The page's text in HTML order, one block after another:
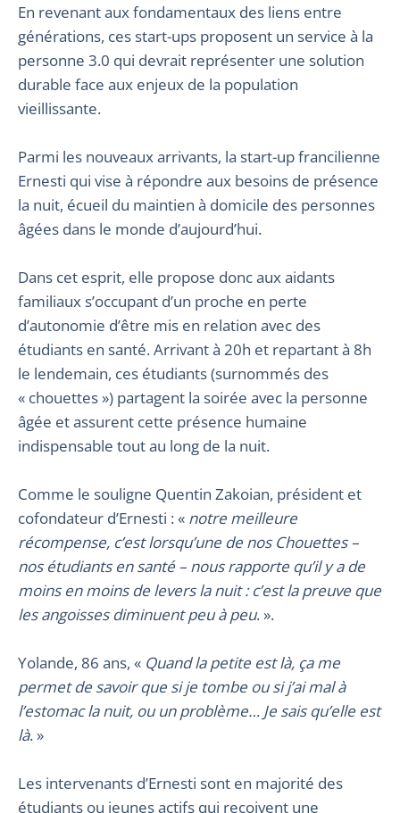
En revenant aux fondamentaux des liens entre
générations, ces start-ups proposent un service à la
personne 3.0 qui devrait représenter une solution
durable face aux enjeux de la population
vieillissante.
Parmi les nouveaux arrivants, la start-up francilienne
Ernesti qui vise à répondre aux besoins de présence
la nuit, écueil du maintien à domicile des personnes
âgées dans le monde d’aujourd’hui.
Dans cet esprit, elle propose donc aux aidants
familiaux s’occupant d’un proche en perte
d’autonomie d’être mis en relation avec des
étudiants en santé. Arrivant à 20h et repartant à 8h
le lendemain, ces étudiants (surnommés des
« chouettes ») partagent la soirée avec la personne
âgée et assurent cette présence humaine
indispensable tout au long de la nuit.
Comme le souligne Quentin Zakoian, président et
cofondateur d’Ernesti : « notre meilleure
récompense, c’est lorsqu’une de nos Chouettes –
nos étudiants en santé – nous rapporte qu’il y a de
moins en moins de levers la nuit : c’est la preuve que
les angoisses diminuent peu à peu. ».
Yolande, 86 ans, « Quand la petite est là, ça me
permet de savoir que si je tombe ou si j’ai mal à
l’estomac la nuit, ou un problème… Je sais qu’elle est
là. »
Les intervenants d’Ernesti sont en majorité des
étudiants ou jeunes actifs qui reçoivent une